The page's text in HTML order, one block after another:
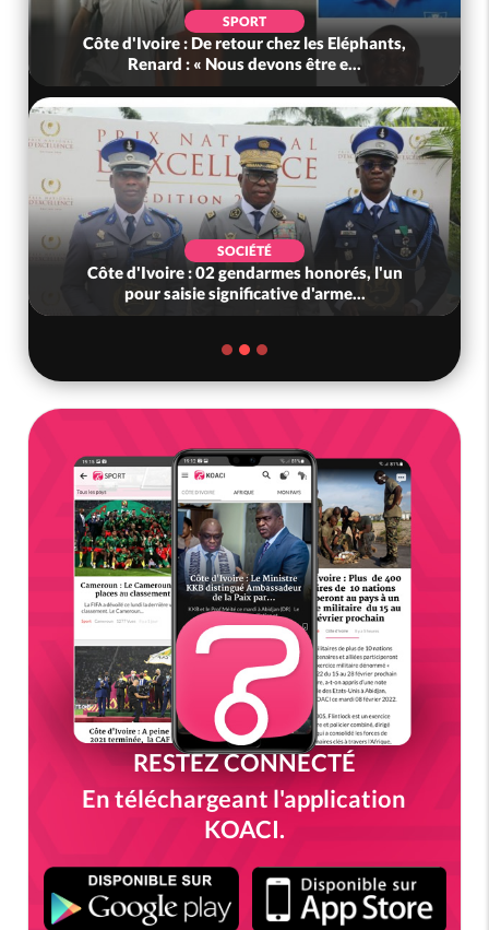
SPORT
Côte d'Ivoire : De retour chez les Eléphants,
Renard : « Nous devons être e...
SOCIÉTÉ
Côte d'Ivoire : 02 gendarmes honorés, l'un
pour saisie significative d'arme...
RESTEZ CONNECTÉ
En téléchargeant l'application
KOACI.